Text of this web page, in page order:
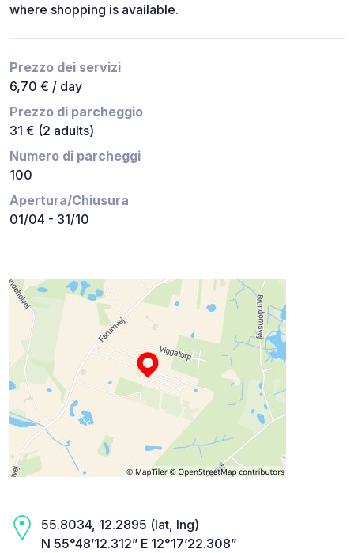
where shopping is available.
Prezzo dei servizi
6,70 € / day
Prezzo di parcheggio
31 € (2 adults)
Numero di parcheggi
100
Apertura/Chiusura
01/04 - 31/10
55.8034, 12.2895 (lat, lng)
N 55°48’12.312” E 12°17’22.308”